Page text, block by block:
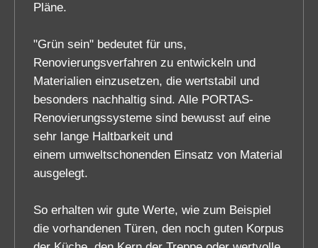
Pläne.
"Grün sein" bedeutet für uns,
Renovierungsverfahren zu entwickeln und
Materialien einzusetzen, die wertstabil und
besonders nachhaltig sind. Alle PORTAS-
Renovierungssysteme sind bewusst auf eine
sehr lange Haltbarkeit und
einem umweltschonenden Einsatz von Material
ausgelegt.
So erhalten wir gute Werte, wie zum Beispiel
die vorhandenen Türen, den noch guten Korpus